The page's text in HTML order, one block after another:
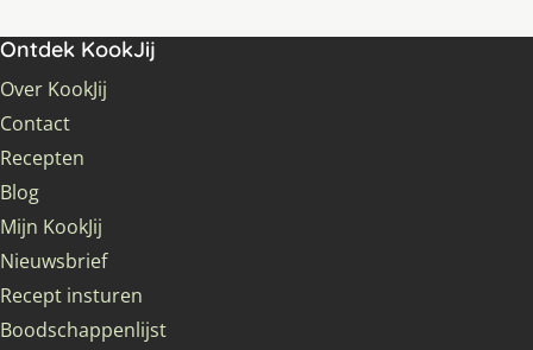
Ontdek KookJij
Over KookJij
Contact
Recepten
Blog
Mijn KookJij
Nieuwsbrief
Recept insturen
Boodschappenlijst